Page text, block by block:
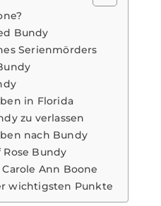
Bundy
Serienmörders
in Florida
zu verlassen
nach Bundy
Bundy
Ann Boone
wichtigsten Punkte